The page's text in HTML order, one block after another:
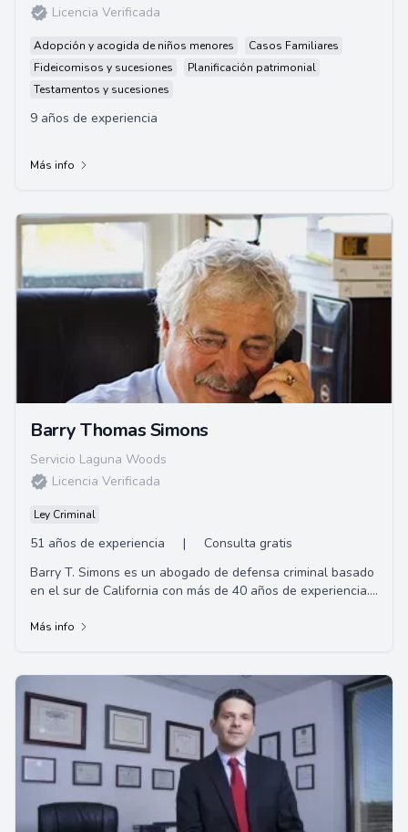
Licencia Verificada
Adopción y acogida de niños menores
Casos Familiares
Fideicomisos y sucesiones
Planificación patrimonial
Testamentos y sucesiones
9 años de experiencia
Más info
Barry Thomas Simons
Servicio Laguna Woods
Licencia Verificada
Ley Criminal
51 años de experiencia |
Consulta gratis
Barry T. Simons es un abogado de defensa criminal basado
en el sur de California con más de 40 años de experiencia.
Más info